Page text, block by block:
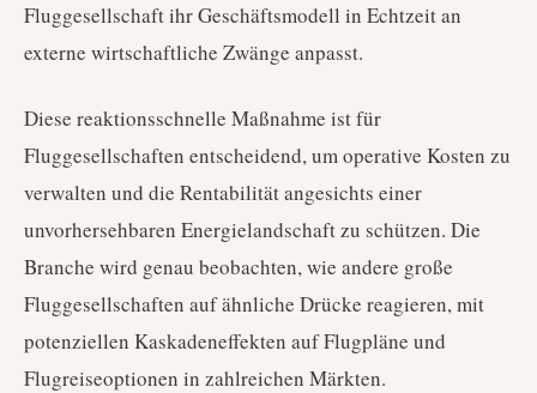
Fluggesellschaft ihr Geschäftsmodell in Echtzeit an
externe wirtschaftliche Zwänge anpasst.
Diese reaktionsschnelle Maßnahme ist für
Fluggesellschaften entscheidend, um operative Kosten zu
verwalten und die Rentabilität angesichts einer
unvorhersehbaren Energielandschaft zu schützen. Die
Branche wird genau beobachten, wie andere große
Fluggesellschaften auf ähnliche Drücke reagieren, mit
potenziellen Kaskadeneffekten auf Flugpläne und
Flugreiseoptionen in zahlreichen Märkten.